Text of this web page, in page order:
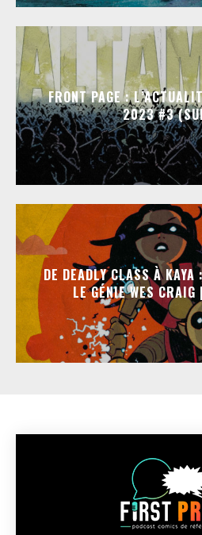
FRONT PAGE :
2023 #3
DE DEADLY CLASS À KAYA
LE GÉNIE WES